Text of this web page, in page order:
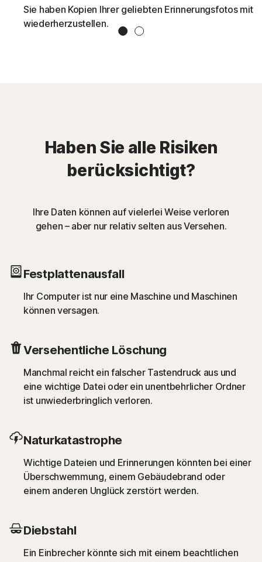
Sie haben Kopien Ihrer geliebten Erinnerungsfotos mit
wiederherzustellen.
1 Slide2 Slide
Haben Sie alle Risiken
berücksichtigt?
Ihre Daten können auf vielerlei Weise verloren
gehen – aber nur relativ selten aus Versehen.
Festplattenausfall
Ihr Computer ist nur eine Maschine und Maschinen
können versagen.
Versehentliche Löschung
Manchmal reicht ein falscher Tastendruck aus und
eine wichtige Datei oder ein unentbehrlicher Ordner
ist unwiederbringlich verloren.
Naturkatastrophe
Wichtige Dateien und Erinnerungen könnten bei einer
Überschwemmung, einem Gebäudebrand oder
einem anderen Unglück zerstört werden.
Diebstahl
Ein Einbrecher könnte sich mit einem beachtlichen